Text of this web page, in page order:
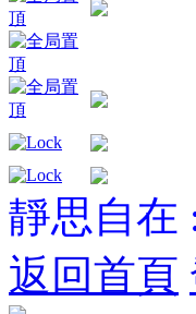
靜思自在
返回首頁